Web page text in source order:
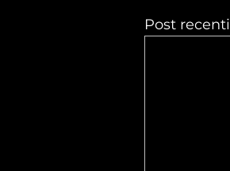
Post recenti